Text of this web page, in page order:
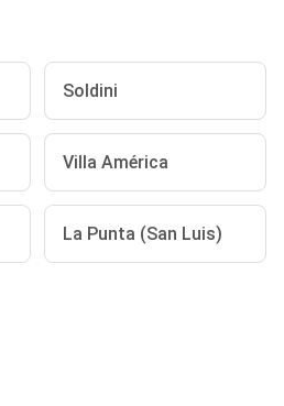
Soldini
Villa América
La Punta (San Luis)